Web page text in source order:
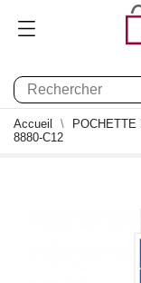
Accueil
8880-C12